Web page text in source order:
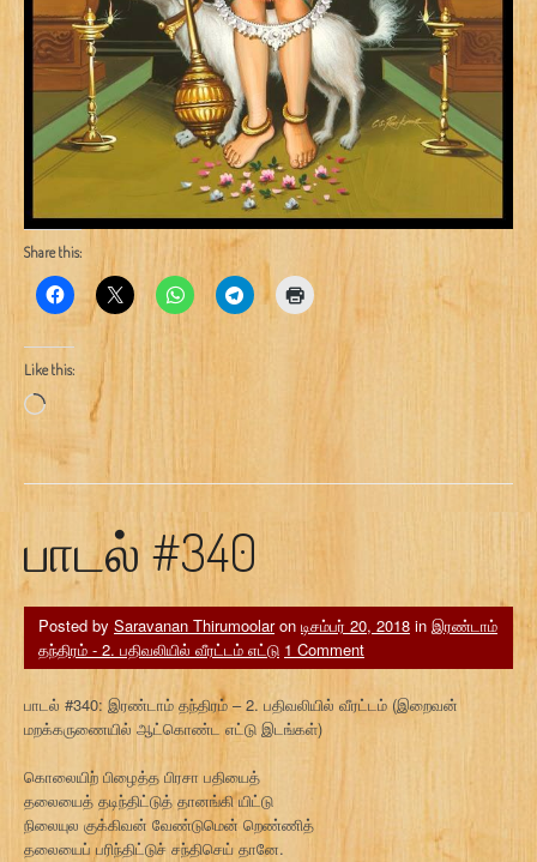
Share this:
Like this:
Loading…
பாடல் #340
Posted by Saravanan Thirumoolaron டிசம்பர் 20, 2018 in இரண்டாம்
தந்திரம் - 2. பதிவலியில் வீரட்டம் எட்டு 1 Comment
பாடல் #340: இரண்டாம் தந்திரம் – 2. பதிவலியில் வீரட்டம் (இறைவன்
மறக்கருணையில் ஆட்கொண்ட எட்டு இடங்கள்)
கொலையிற் பிழைத்த பிரசா பதியைத்
தலையைத் தடிந்திட்டுத் தானங்கி யிட்டு
நிலையுல குக்கிவன் வேண்டுமென் றெண்ணித்
தலையைப் பரிந்திட்டுச் சந்திசெய் தானே.